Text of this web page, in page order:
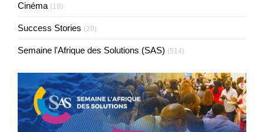
Cinéma (18)
Success Stories (29)
Semaine l'Afrique des Solutions (SAS) (514)